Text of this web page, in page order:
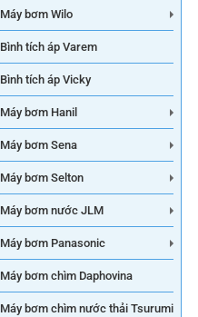
Máy bơm Wilo
Bình tích áp Varem
Bình tích áp Vicky
Máy bơm Hanil
Máy bơm Sena
Máy bơm Selton
Máy bơm nước JLM
Máy bơm Panasonic
Máy bơm chìm Daphovina
Máy bơm chìm nước thải Tsurumi